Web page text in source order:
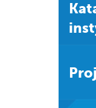
Katalog firm i